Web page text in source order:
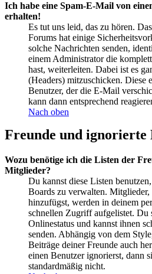
Ich habe eine Spam-E-Mail von
erhalten!
Es tut uns leid, das zu hören.
Forums hat einige
solche Nachrichten senden,
einem Administrator die
hast, weiterleiten. Dabei ist es
(Headers) mitzuschicken. Diese
Benutzer, der die E-Mail
kann dann entsprechend
Nach oben
Freunde und
Wozu benötige ich die Listen der
Mitglieder?
Du kannst diese Listen
Boards zu verwalten. Mitglieder,
hinzufügst, werden in deinem
schnellen Zugriff aufgelistet. Du
Onlinestatus und kannst ihnen
senden. Abhängig von dem
Beiträge deiner Freunde auch
einen Benutzer ignorierst, dann
standardmäßig nicht.